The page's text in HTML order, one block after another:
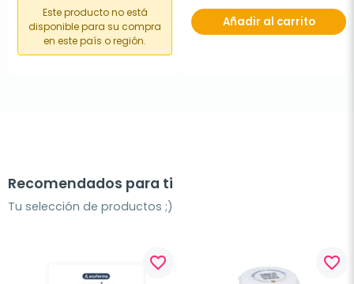
Este producto no está
disponible para su compra
en este país o región.
Añadir al carrito
Recomendados para ti
Tu selección de productos ;)
favorite_border favorite_border